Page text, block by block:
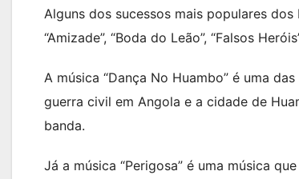
Alguns dos sucessos mais populares dos
“Amizade”, “Boda do Leão”, “Falsos
A música “Dança No Huambo” é uma
guerra civil em Angola e a cidade de
banda.
Já a música “Perigosa” é uma música